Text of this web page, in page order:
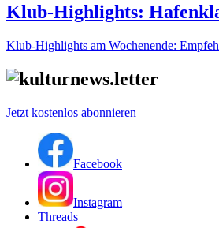
Klub-Highlights:
Klub-Highlights am Wochenende:
Jetzt kostenlos abonnieren
Facebook
Instagram
Threads